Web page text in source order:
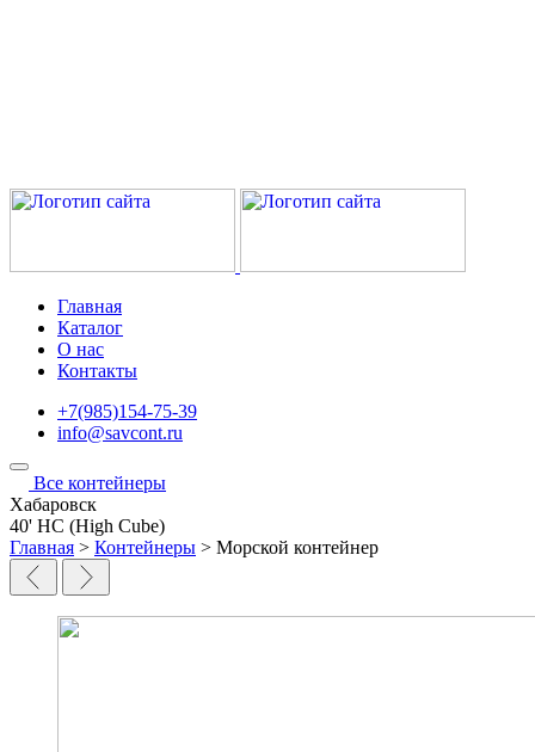
Главная
Каталог
О нас
Контакты
+7(985)154-75-39
info@savcont.ru
Все контейнеры
Хабаровск
40' HC (High Cube)
Главная > Контейнеры > Морской контейнер